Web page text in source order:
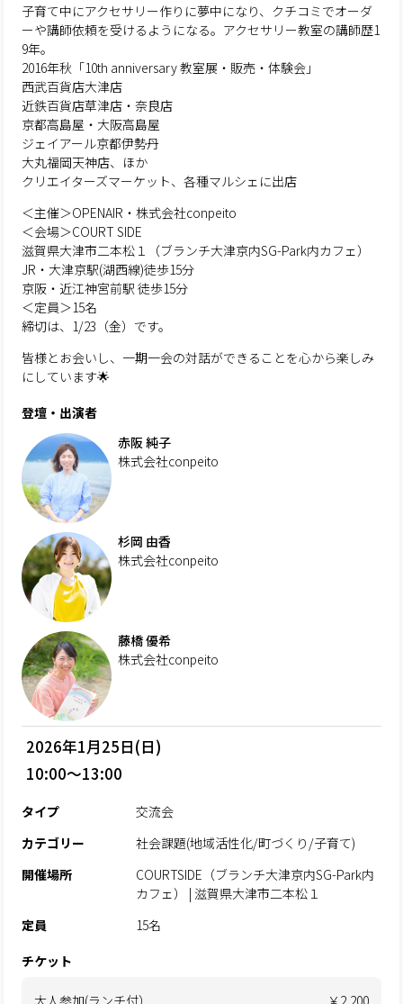
子育て中にアクセサリー作りに夢中になり、クチコミでオーダ
ーや講師依頼を受けるようになる。アクセサリー教室の講師歴1
9年。
2016年秋「10th anniversary 教室展・販売・体験会」
西武百貨店大津店
近鉄百貨店草津店・奈良店
京都高島屋・大阪高島屋
ジェイアール京都伊勢丹
大丸福岡天神店、ほか
クリエイターズマーケット、各種マルシェに出店
＜主催＞OPENAIR・株式会社conpeito
＜会場＞COURT SIDE
滋賀県大津市二本松１（ブランチ大津京内SG-Park内カフェ）
JR・大津京駅(湖西線)徒歩15分
京阪・近江神宮前駅 徒歩15分
＜定員＞15名
締切は、1/23（金）です。
皆様とお会いし、一期一会の対話ができることを心から楽しみ
にしています🌟
登壇・出演者
赤阪 純子
株式会社conpeito
杉岡 由香
株式会社conpeito
藤橋 優希
株式会社conpeito
2026年1月25日(日)
10:00～13:00
タイプ
交流会
カテゴリー
社会課題(地域活性化/町づくり/子育て)
開催場所
COURTSIDE（ブランチ大津京内SG-Park内
カフェ） | 滋賀県大津市二本松１
定員
15名
チケット
大人参加(ランチ付） ￥2,200